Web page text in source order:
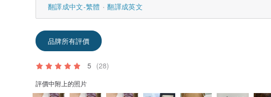
翻譯成中文-繁體
翻譯成英文
品牌所有評價
5 (28)
評價中附上的照片